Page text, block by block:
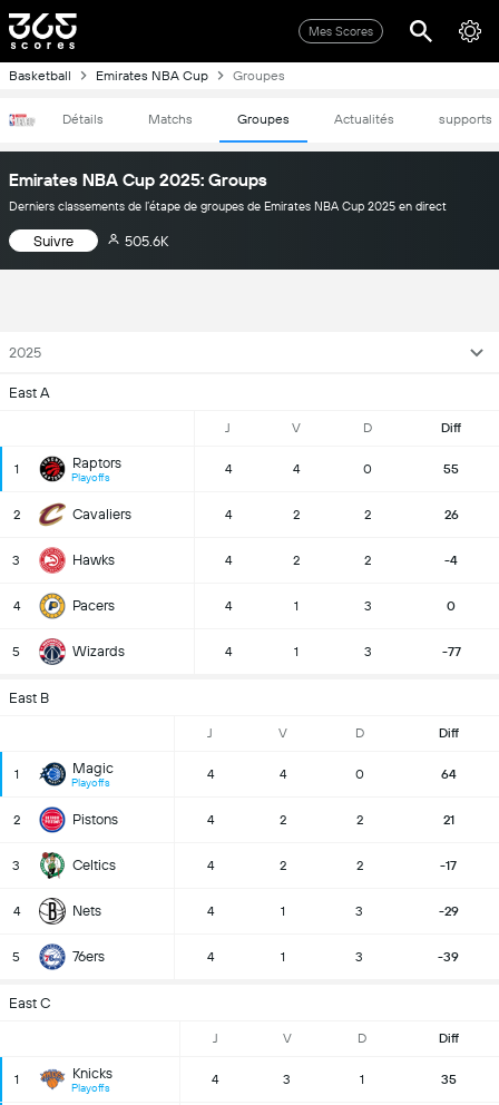
Mes Scores
Basketball Emirates NBA Cup Groupes
Détails Matchs Groupes Actualités supports
Emirates NBA Cup 2025: Groups
Derniers classements de l’étape de groupes de Emirates NBA Cup 2025 en direct
Suivre 505.6K
2025
East A
J V D Diff
1 Raptors
Playoffs
4 4 0 55
2 Cavaliers 4 2 2 26
3 Hawks 4 2 2 -4
4 Pacers 4 1 3 0
5 Wizards 4 1 3 -77
East B
J V D Diff
1 Magic
Playoffs
4 4 0 64
2 Pistons 4 2 2 21
3 Celtics 4 2 2 -17
4 Nets 4 1 3 -29
5 76ers 4 1 3 -39
East C
J V D Diff
1 Knicks
Playoffs
4 3 1 35